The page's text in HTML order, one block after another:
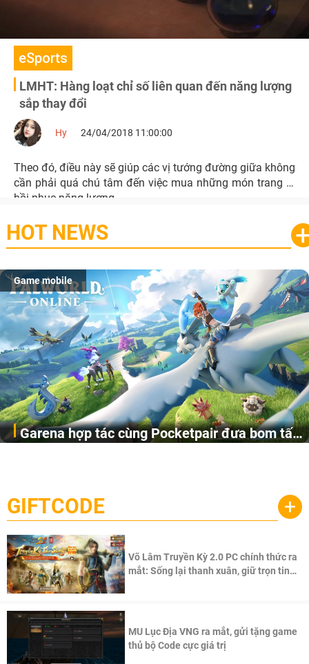
eSports
LMHT: Hàng loạt chỉ số liên quan đến năng lượng
sắp thay đổi
Hy 24/04/2018 11:00:00
Theo đó, điều này sẽ giúp các vị tướng đường giữa không
cần phải quá chú tâm đến việc mua những món trang bị
hồi phục năng lượng.
HOT NEWS
Game mobile
Garena hợp tác cùng Pocketpair đưa bom tấn
cầu, theo giấy phép chính thức từ công ty game Nhật Bản
Pocketpair, Inc.
GIFTCODE +
Võ Lâm Truyền Kỳ 2.0 PC chính thức ra
mắt: Sống lại thanh xuân, giữ trọn tinh
MU Lục Địa VNG ra mắt, gửi tặng game
thủ bộ Code cực giá trị